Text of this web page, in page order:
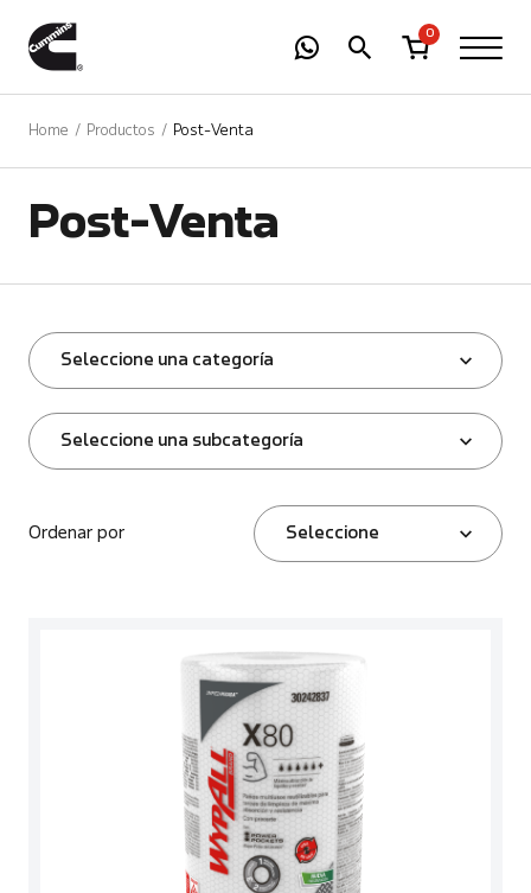
0
Home Productos Post-Venta
Post-Venta
Seleccione una categoría
Seleccione una subcategoría
Ordenar por Seleccione